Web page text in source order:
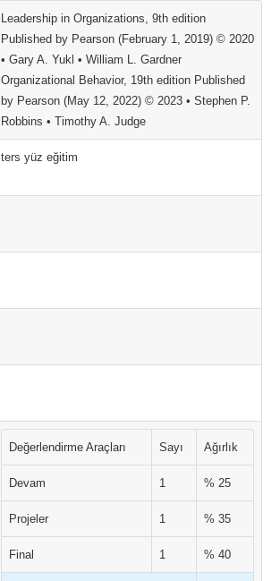
Leadership in Organizations, 9th edition
Published by Pearson (February 1, 2019) © 2020
• Gary A. Yukl • William L. Gardner
Organizational Behavior, 19th edition Published
by Pearson (May 12, 2022) © 2023 • Stephen P.
Robbins • Timothy A. Judge
ters yüz eğitim
Değerlendirme Araçları Sayı Ağırlık
Devam 1 % 25
Projeler 1 % 35
Final 1 % 40